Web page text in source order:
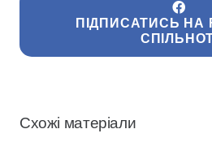
ПІДПИСАТИСЬ НА
Схожі матеріали